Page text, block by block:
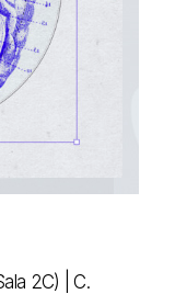
2C) | C.